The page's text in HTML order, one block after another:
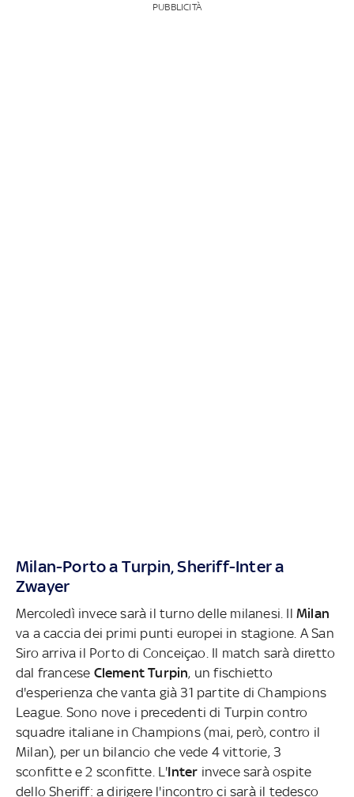
PUBBLICITÀ
Milan-Porto a Turpin, Sheriff-Inter a
Zwayer
Mercoledì invece sarà il turno delle milanesi. Il Milan
va a caccia dei primi punti europei in stagione. A San
Siro arriva il Porto di Conceiçao. Il match sarà diretto
dal francese Clement Turpin, un fischietto
d'esperienza che vanta già 31 partite di Champions
League. Sono nove i precedenti di Turpin contro
squadre italiane in Champions (mai, però, contro il
Milan), per un bilancio che vede 4 vittorie, 3
sconfitte e 2 sconfitte. L'Inter invece sarà ospite
dello Sheriff: a dirigere l'incontro ci sarà il tedesco